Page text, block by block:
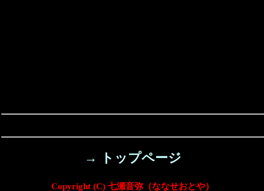
→ トップページ
Copyright (C) 七瀬音弥（ななせおとや）